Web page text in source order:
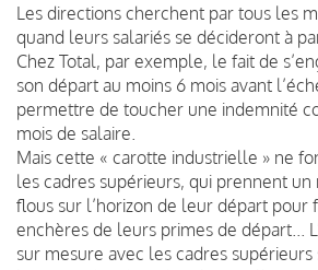
Les directions cherchent par tous les
quand leurs salariés se décideront à
Chez Total, par exemple, le fait de
son départ au moins 6 mois avant
permettre de toucher une indemnité
mois de salaire.
Mais cette « carotte industrielle » ne
les cadres supérieurs, qui prennent
flous sur l’horizon de leur départ pour
enchères de leurs primes de départ...
sur mesure avec les cadres